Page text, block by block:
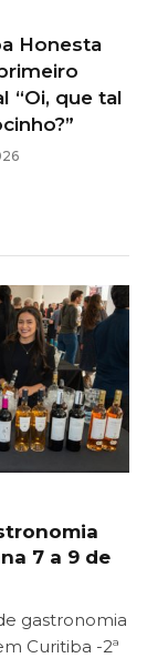
Honesta
“Oi, que tal
7 a 9 de
gastronomia
Curitiba -2ª